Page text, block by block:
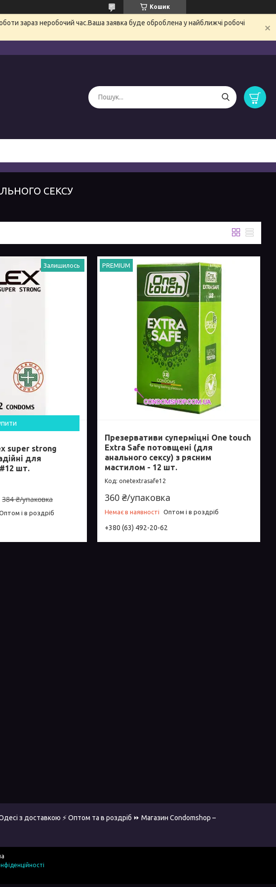
Кошик
зараз неробочий час.Ваша заявка буде оброблена у найближчі робочі
СЕКСУ
Залишилось
super strong
для
шт.
384 ₴/упаковка
і в роздріб
PREMIUM
Презервативи суперміцні One touch
Extra Safe потовщені (для
анального сексу) з рясним
мастилом - 12 шт.
onetextrasafe12
360 ₴/упаковка
Немає в наявності Оптом і в роздріб
+380 (63) 492-20-62
з доставкою ⚡ Оптом та в роздріб ⏩ Магазин Condomshop –